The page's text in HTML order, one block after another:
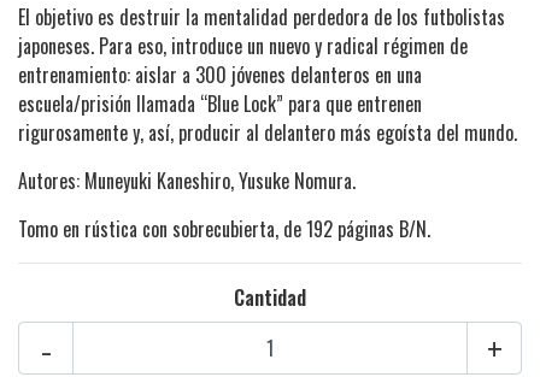
El objetivo es destruir la mentalidad perdedora de los futbolistas
japoneses. Para eso, introduce un nuevo y radical régimen de
entrenamiento: aislar a 300 jóvenes delanteros en una
escuela/prisión llamada “Blue Lock” para que entrenen
rigurosamente y, así, producir al delantero más egoísta del mundo.
Autores: Muneyuki Kaneshiro, Yusuke Nomura.
Tomo en rústica con sobrecubierta, de 192 páginas B/N.
Cantidad
+
-